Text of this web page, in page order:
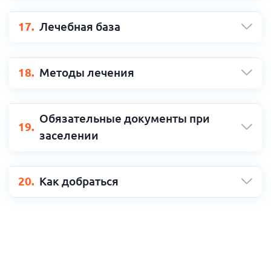
17. Лечебная база
18. Методы лечения
19.
Обязательные документы при
заселении
20. Как добраться